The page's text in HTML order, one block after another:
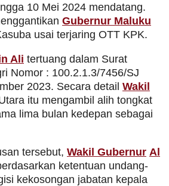
10 Mei 2024 mendatang.
Gubernur Maluku
usai terjaring OTT KPK.
Ali tertuang dalam Surat
Nomor : 100.2.1.3/7456/SJ
2023. Secara detail Wakil
itu mengambil alih tongkat
lima bulan kedepan sebagai
tersebut, Wakil Gubernur Al
ketentuan undang-
kekosongan jabatan kepala